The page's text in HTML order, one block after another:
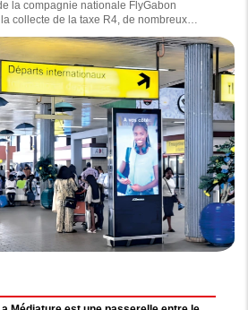
la compagnie nationale FlyGabon
collecte de la taxe R4, de nombreux
les réelles motivations de l'opérateur, qui,
une dette de plus de 7 milliards de F CFA
ci. Ce nouveau coup de gueule de
est-elle exempte de tout reproche ?